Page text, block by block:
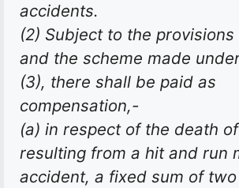
accidents.
(2) Subject to the
and the scheme made
(3), there shall be paid as
compensation,-
(a) in respect of the death
resulting from a hit and run
accident, a fixed sum of